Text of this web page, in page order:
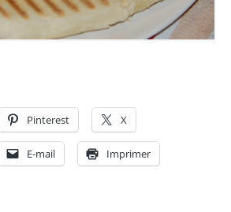
Pinterest X
E-mail Imprimer